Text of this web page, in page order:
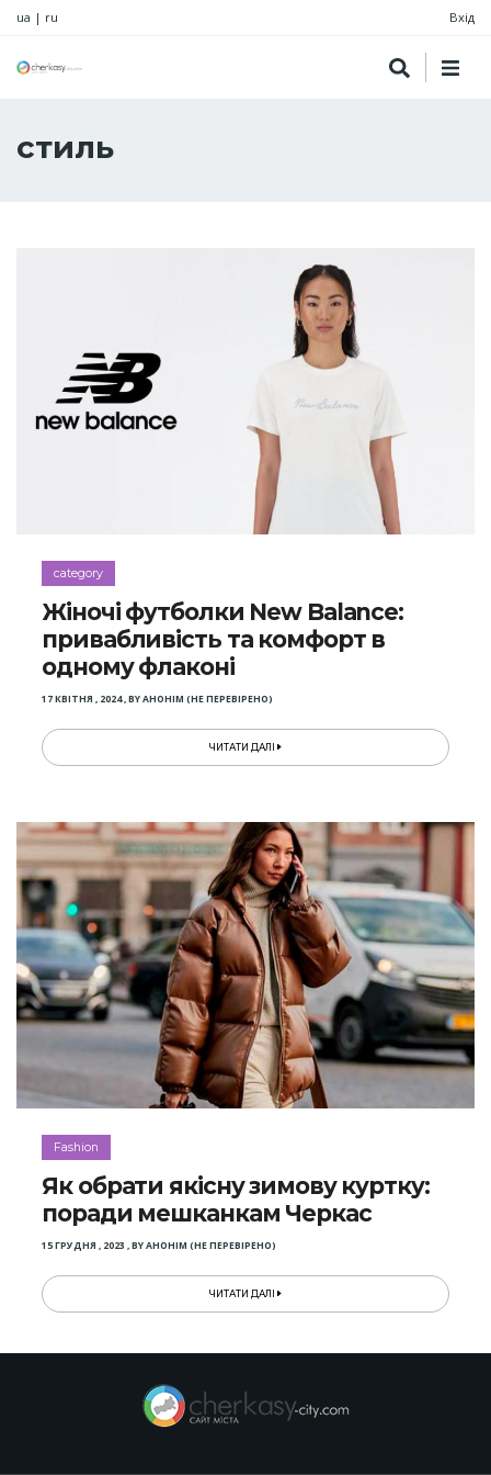
ua | ru Вхід
стиль
category
Жіночі футболки New Balance:
привабливість та комфорт в
одному флаконі
17 КВІТНЯ , 2024,BYАНОНІМ (НЕ ПЕРЕВІРЕНО)
ЧИТАТИ ДАЛІ
Fashion
Як обрати якісну зимову куртку:
поради мешканкам Черкас
15 ГРУДНЯ , 2023 ,BYАНОНІМ (НЕ ПЕРЕВІРЕНО)
ЧИТАТИ ДАЛІ